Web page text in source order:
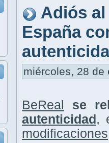
Adiós
España
miércoles, 28 de
BeReal
se
autenticidad,
modificaciones